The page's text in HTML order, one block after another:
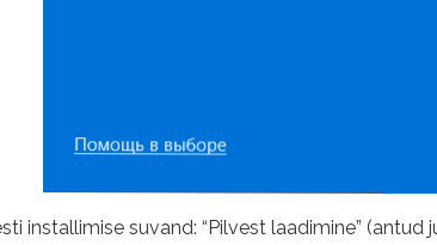
installimise suvand: “Pilvest laadimine”